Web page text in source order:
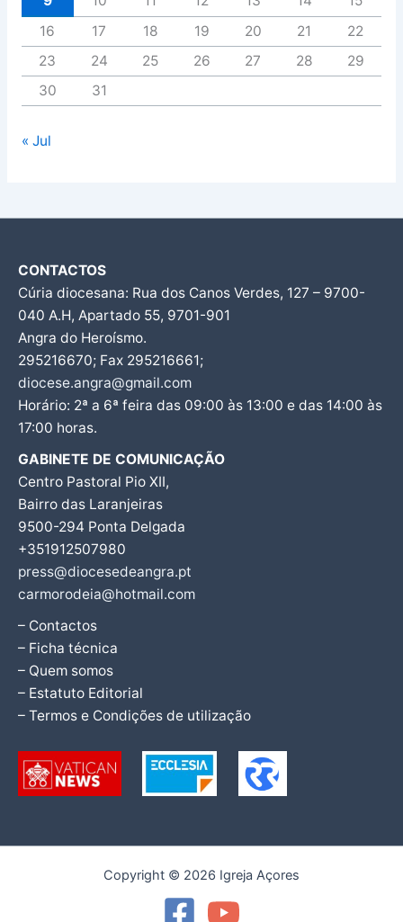
16
17 18 19 20 21
22
23
24 25 26 27 28
29
30
31
« Jul
CONTACTOS
Cúria diocesana: Rua dos Canos Verdes, 127 – 9700-
040 A.H, Apartado 55, 9701-901
Angra do Heroísmo.
295216670; Fax 295216661;
diocese.angra@gmail.com
Horário: 2ª a 6ª feira das 09:00 às 13:00 e das 14:00 às
17:00 horas.
GABINETE DE COMUNICAÇÃO
Centro Pastoral Pio XII,
Bairro das Laranjeiras
9500-294 Ponta Delgada
+351912507980
press@diocesedeangra.pt
carmorodeia@hotmail.com
– Contactos
– Ficha técnica
– Quem somos
– Estatuto Editorial
– Termos e Condições de utilização
Copyright © 2026 Igreja Açores